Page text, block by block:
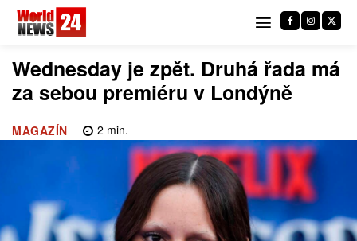
Wednesday je zpět. Druhá řada má
za sebou premiéru v Londýně
MAGAZÍN 2 min.